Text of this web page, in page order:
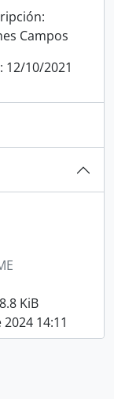
Campos
12/10/2021
KiB
14:11